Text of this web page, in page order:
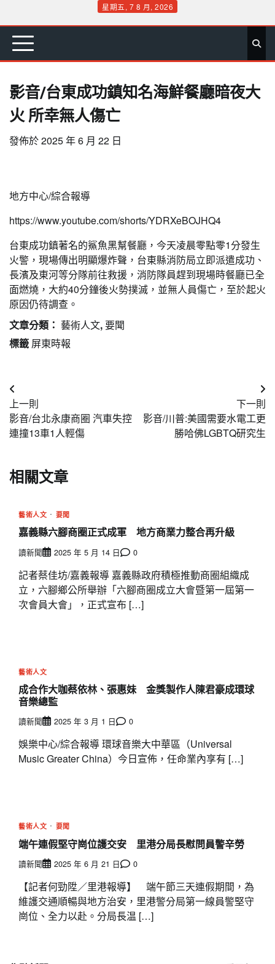
content
星期五, 7 8 月, 2026
首 要 娛 生 社 文 公 運 旅 政 地 專
影音/台東成功鎮知名海鮮餐廳暗夜大
火 所幸無人傷亡
發佈於2025 年 6 月 22 日
地方中心/綜合報導
https://www.youtube.com/shorts/YDRXeBOJHQ4
台東成功鎮著名的鯊魚黑幫餐廳，今天凌晨零點零1分發生
火警，現場傳出明顯爆炸聲，台東縣消防局立即派遣成功、
長濱及東河等分隊前往救援，消防隊員趕到現場時餐廳已全
面燃燒，大約40分鐘後火勢撲滅，並無人員傷亡，至於起火
原因仍待調查。
文章分類： 藝術人文,要聞
標籤 屏東時報
文
章
導
上一則
影音/台北永康商圈 汽車失控
連撞13車1人輕傷
下一則
影音/川普:美國需要水電工更
勝哈佛LGBTQ研究生
相關文章
藝術人文 要聞
嘉義縣六腳商圈正式成軍 地方商業力整合再升級
讀新聞 2025 年 5 月 14 日 0
記者蔡佳坊/嘉義報導 嘉義縣政府積極推動商圈組織成
立，六腳鄉公所舉辦「六腳商圈成立大會暨第一屆第一
次會員大會」，正式宣布 […]
藝術人文
成合作大咖蔡依林、張惠妹 金獎製作人陳君豪成環球
音樂總監
讀新聞 2025 年 3 月 1 日 0
娛樂中心/綜合報導 環球音樂大中華區（Universal
Music Greater China）今日宣佈，任命業內享有 […]
藝術人文 要聞
端午連假堅守崗位護交安 里港分局長慰問員警辛勞
讀新聞 2025 年 6 月 21 日 0
【記者何勁陞／里港報導】 端午節三天連假期間，為
維護交通順暢與地方治安，里港警分局第一線員警堅守
崗位、全力以赴。分局長温 […]